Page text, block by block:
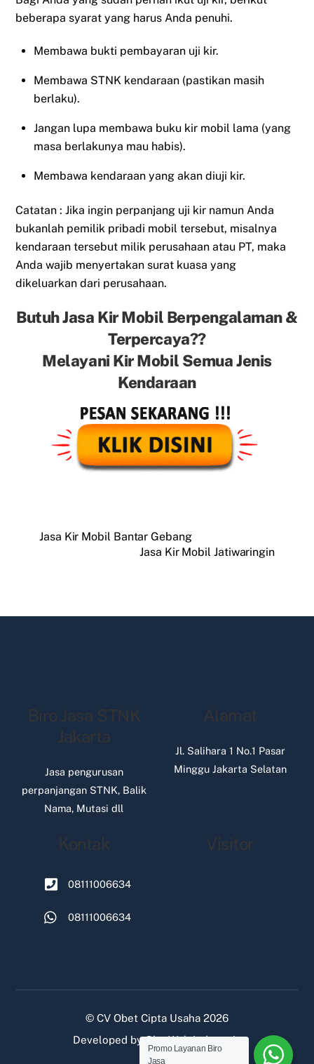
beberapa syarat yang harus Anda penuhi.
Membawa bukti pembayaran uji kir.
Membawa STNK kendaraan (pastikan masih
berlaku).
Jangan lupa membawa buku kir mobil lama (yang
masa berlakunya mau habis).
Membawa kendaraan yang akan diuji kir.
Catatan : Jika ingin perpanjang uji kir namun Anda
bukanlah pemilik pribadi mobil tersebut, misalnya
kendaraan tersebut milik perusahaan atau PT, maka
Anda wajib menyertakan surat kuasa yang
dikeluarkan dari perusahaan.
Butuh Jasa Kir Mobil Berpengalaman &
Terpercaya??
Melayani Kir Mobil Semua Jenis
Kendaraan
Jasa Kir Mobil Bantar Gebang
Jasa Kir Mobil Jatiwaringin
Biro Jasa STNK
Jakarta
Jasa pengurusan
perpanjangan STNK, Balik
Nama, Mutasi dll
Alamat
Jl. Salihara 1 No.1 Pasar
Minggu Jakarta Selatan
Kontak
08111006634
08111006634
Visitor
© CV Obet Cipta Usaha 2026
Developed byOke Web Indonesia
Promo Layanan Biro
Jasa